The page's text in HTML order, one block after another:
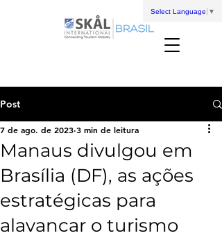
Select Language ▼
Post
Manaus divulgou em
Brasília (DF), as ações
estratégicas para
alavancar o turismo
7 de ago. de 2023 3 min de leitura